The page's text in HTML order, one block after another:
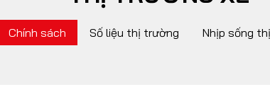
THỊ TRƯỜNG XE
Chính sách Số liệu thị trường Nhịp sống